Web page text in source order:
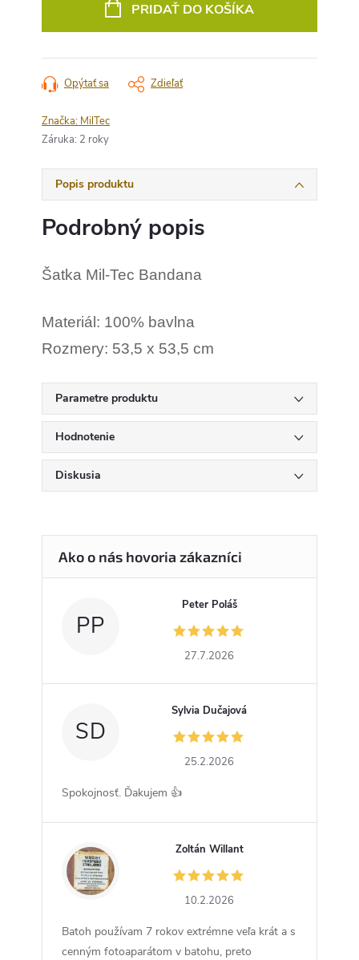
PRIDAŤ DO KOŠÍKA
Opýtať sa Zdieľať
Značka: MilTec
Záruka: 2 roky
Popis produktu
Podrobný popis
Šatka Mil-Tec Bandana
Materiál: 100% bavlna
Rozmery: 53,5 x 53,5 cm
Parametre produktu
Hodnotenie
Diskusia
PP
Peter Poláš
27.7.2026
SD
Sylvia Dučajová
25.2.2026
Spokojnosť. Ďakujem 👍
ZW
Zoltán Willant
10.2.2026
Batoh používam 7 rokov extrémne veľa krát a s
cenným fotoaparátom v batohu, preto